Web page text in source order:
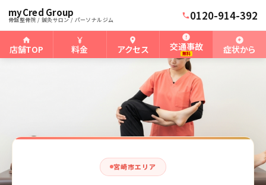
myCred Group
骨盤整骨院 / 鍼灸サロン / パーソナルジム 0120-914-392
店舗TOP 料金 アクセス 交通事故
無料 症状から
ホーム › 宮崎骨盤整骨院 宮崎市の自律神経失調症
宮崎市エリア